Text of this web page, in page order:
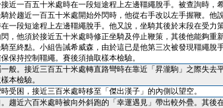
近一百五十米處時在一段短途程上左邊韁繩脫手。被查詢時，
於趨近一百五十米處開始外閃時，他從右手改以左手握鞭。他
一段短途程上左邊韁繩脫手。他又說，坐騎其後於末段在受力
，他須於接近五十米處時修正坐騎及停止鞭策，其後他能夠重
至終點。小組告誡希威森，由於這已是他第三次被發現韁繩脫
保持控制韁繩。賽後須抽取樣本檢驗。
般。接近三百五十米處轉直路彎時在靠近「昇瀧駒」之際失去
本檢驗。
受困，接近三百米處時移至「傑出漢子」的內側以望空。
趨近六百米處時被向外斜跑的「幸運遇見」帶出較外疊。其後